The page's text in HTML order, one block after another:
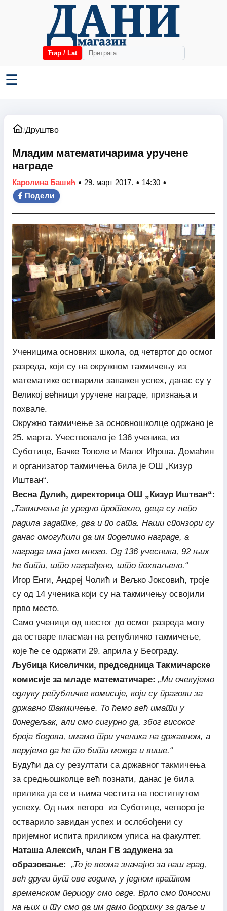
Ћир / Lat
☰
/Друштво
Младим математичарима уручене
награде
Каролина Башић • 29. март 2017. • 14:30 •
Подели
Ученицима основних школа, од четвртог до осмог
разреда, који су на окружном такмичењу из
математике остварили запажен успех, данас су у
Великој већници уручене награде, признања и
похвале.
Окружно такмичење за основношколце одржано је
25. марта. Учествовало је 136 ученика, из
Суботице, Бачке Тополе и Малог Иђоша. Домаћин
и организатор такмичења била је ОШ „Кизур
Иштван“.
Весна Дулић, директорица ОШ „Кизур Иштван“:
„Такмичење је уредно протекло, деца су лепо
радила задатке, два и по сата. Наши спонзори су
данас омогућили да им поделимо награде, а
награда има јако много. Од 136 учесника, 92 њих
ће бити, што награђено, што похваљено.“
Игор Енги, Андреј Чолић и Вељко Јоксовић, троје
су од 14 ученика који су на такмичењу освојили
прво место.
Само ученици од шестог до осмог разреда могу
да остваре пласман на републичко такмичење,
које ће се одржати 29. априла у Београду.
Љубица Киселички, председница Такмичарске
комисије за младе математичаре: „Ми очекујемо
одлуку републичке комисије, који су прагови за
државно такмичење. То ћемо већ имати у
понедељак, али смо сигурно да, због високог
броја бодова, имамо три ученика на државном, а
верујемо да ће то бити можда и више.“
Будући да су резултати са државног такмичења
за средњошколце већ познати, данас је била
прилика да се и њима честита на постигнутом
успеху. Од њих петоро из Суботице, четворо је
остварило завидан успех и ослобођени су
пријемног испита приликом уписа на факултет.
Наташа Алексић, члан ГВ задужена за
образовање: „То је веома значајно за наш град,
већ други пут ове године, у једном кратком
временском периоду смо овде. Врло смо поносни
на њих и ту смо да им дамо подршку за даље и